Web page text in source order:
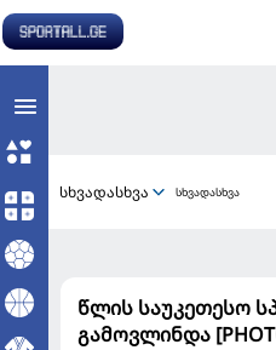
სხვადასხვა სხვადასხვა
წლის საუკეთესო
გამოვლინდა